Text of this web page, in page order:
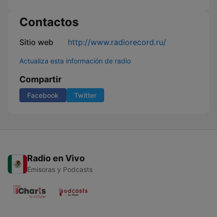
Contactos
Sitio web http://www.radiorecord.ru/
Actualiza esta información de radio
Compartir
Facebook Twitter
Radio en Vivo
Emisoras y Podcasts